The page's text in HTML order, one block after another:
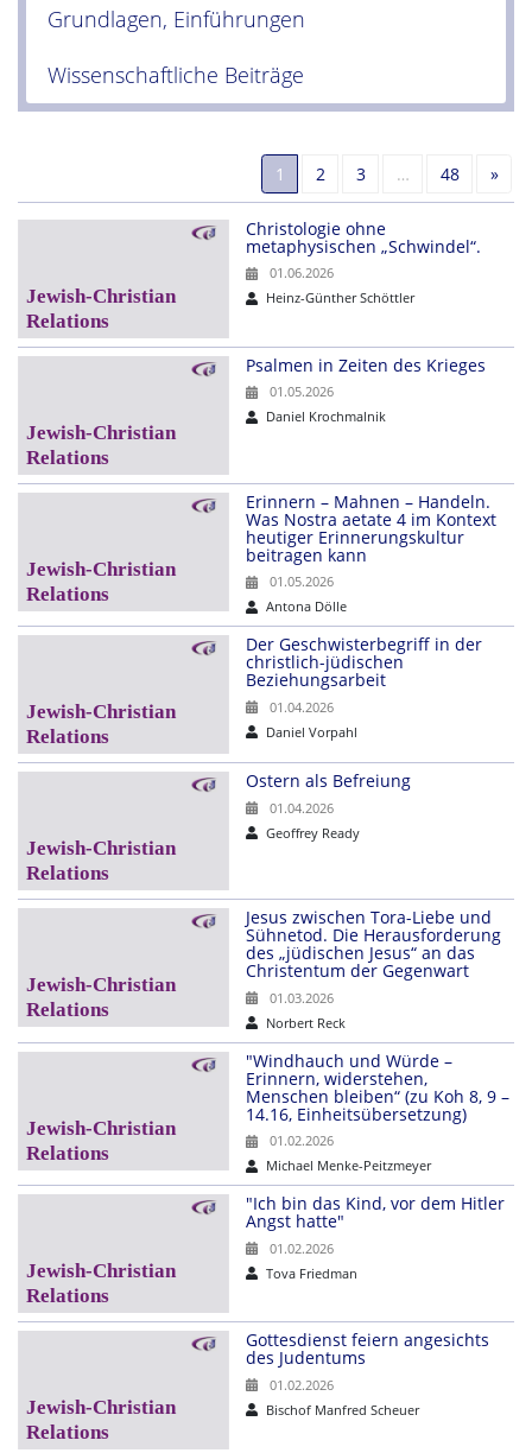
Grundlagen, Einführungen
Wissenschaftliche Beiträge
1 2 3 … 48 »
Christologie ohne
metaphysischen „Schwindel“.
01.06.2026
Heinz-Günther Schöttler
Psalmen in Zeiten des Krieges
01.05.2026
Daniel Krochmalnik
Erinnern – Mahnen – Handeln.
Was Nostra aetate 4 im Kontext
heutiger Erinnerungskultur
beitragen kann
01.05.2026
Antona Dölle
Der Geschwisterbegriff in der
christlich-jüdischen
Beziehungsarbeit
01.04.2026
Daniel Vorpahl
Ostern als Befreiung
01.04.2026
Geoffrey Ready
Jesus zwischen Tora-Liebe und
Sühnetod. Die Herausforderung
des „jüdischen Jesus“ an das
Christentum der Gegenwart
01.03.2026
Norbert Reck
"Windhauch und Würde –
Erinnern, widerstehen,
Menschen bleiben“ (zu Koh 8, 9 –
14.16, Einheitsübersetzung)
01.02.2026
Michael Menke-Peitzmeyer
"Ich bin das Kind, vor dem Hitler
Angst hatte"
01.02.2026
Tova Friedman
Gottesdienst feiern angesichts
des Judentums
01.02.2026
Bischof Manfred Scheuer